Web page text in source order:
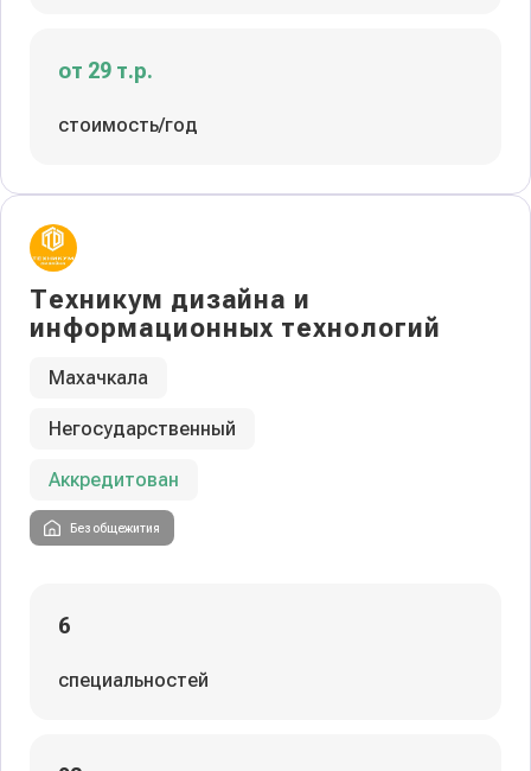
от 29 т.р.
стоимость/год
Техникум дизайна и
информационных технологий
Махачкала
Негосударственный
Аккредитован
Без общежития
6
специальностей